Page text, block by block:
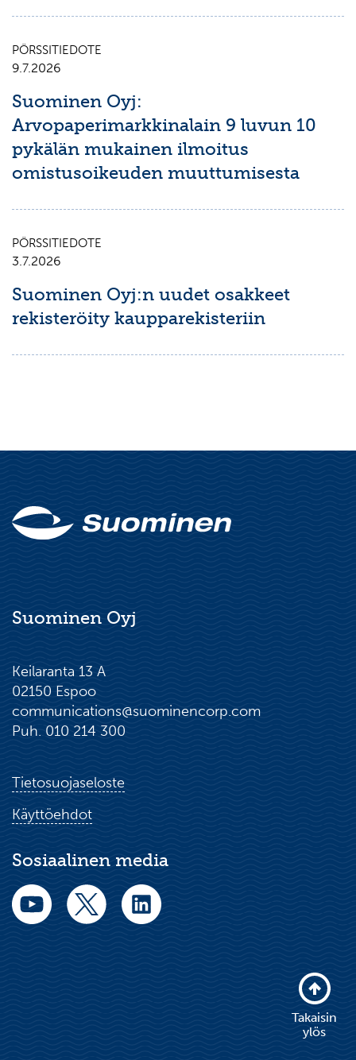
PÖRSSITIEDOTE
9.7.2026
Suominen Oyj:
Arvopaperimarkkinalain 9 luvun 10
pykälän mukainen ilmoitus
omistusoikeuden muuttumisesta
PÖRSSITIEDOTE
3.7.2026
Suominen Oyj:n uudet osakkeet
rekisteröity kaupparekisteriin
Suominen Oyj
Keilaranta 13 A
02150 Espoo
communications@suominencorp.com
Puh. 010 214 300
Tietosuojaseloste
Käyttöehdot
Sosiaalinen media
Takaisin
ylös